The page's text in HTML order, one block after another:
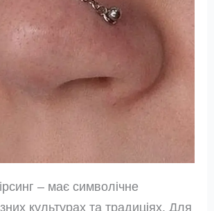
– має символічне
культурах та традиціях. Для